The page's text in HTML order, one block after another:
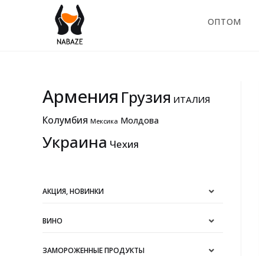
ОПТОМ
Армения Грузия ИТАЛИЯ
Колумбия Мексика Молдова
Украина Чехия
АКЦИЯ, НОВИНКИ
ВИНО
ЗАМОРОЖЕННЫЕ ПРОДУКТЫ